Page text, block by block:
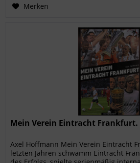
Merken
Mein Verein Eintracht Frankfurt.
Axel Hoffmann Mein Verein Eintracht
letzten Jahren schwamm Eintracht